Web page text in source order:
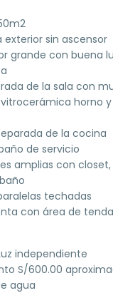
exterior sin ascensor
grande con buena
de la sala con
horno
de la cocina
de servicio
amplias con
techadas
con área de
independiente
S/600.00
agua